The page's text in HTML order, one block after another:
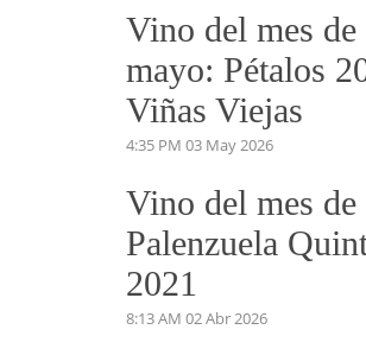
Vino del mes de
mayo: Pétalos
Viñas Viejas
4:35 PM 03 May 2026
Vino del mes
Palenzuela
2021
8:13 AM 02 Abr 2026